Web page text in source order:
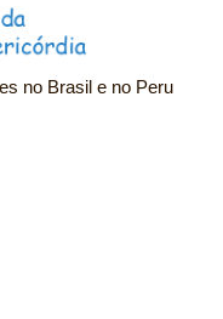
no Brasil e no Peru